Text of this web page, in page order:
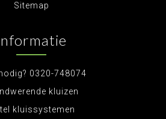
Sitemap
0320-748074
kluizen
kluissystemen